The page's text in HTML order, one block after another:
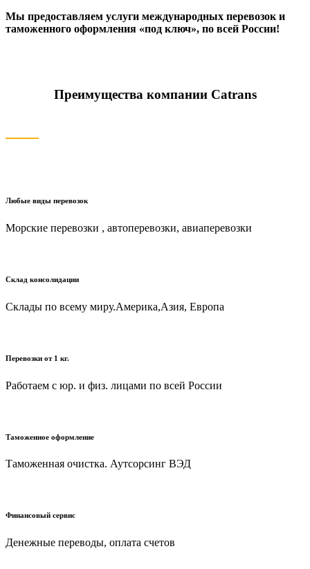
Мы предоставляем услуги международных перевозок и
таможенного оформления «под ключ», по всей России!
Преимущества компании Catrans
Любые виды перевозок
Морские перевозки , автоперевозки, авиаперевозки
Склад консолидации
Склады по всему миру.Америка,Азия, Европа
Перевозки от 1 кг.
Работаем с юр. и физ. лицами по всей России
Таможенное оформление
Таможенная очистка. Аутсорсинг ВЭД
Финансовый сервис
Денежные переводы, оплата счетов